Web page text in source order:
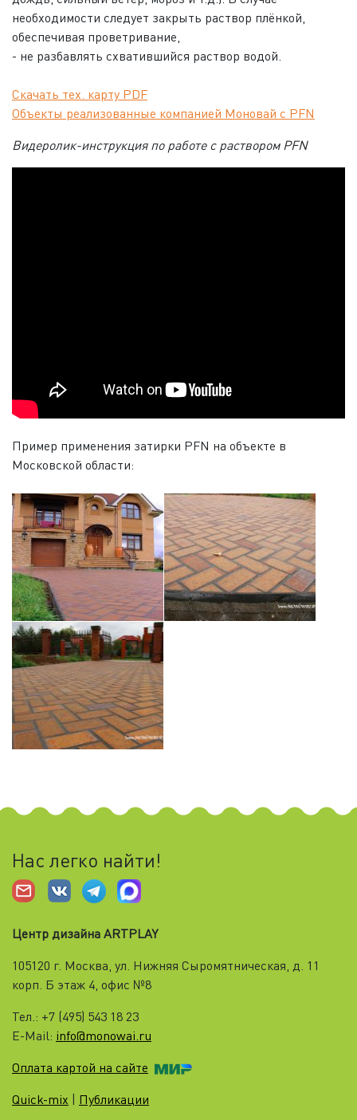
необходимости следует закрыть раствор плёнкой,
обеспечивая проветривание,
- не разбавлять схватившийся раствор водой.
Скачать тех. карту PDF
Объекты реализованные компанией Моновай с PFN
Видеролик-инструкция по работе с раствором PFN
Пример применения затирки PFN на объекте в
Московской области:
Нас легко найти!
Центр дизайна ARTPLAY
105120 г. Москва, ул. Нижняя Cыромятническая, д. 11
корп. Б этаж 4, офис №8
Тел.: +7 (495) 543 18 23
E-Mail: info@monowai.ru
Оплата картой на сайте
Quick-mix | Публикации